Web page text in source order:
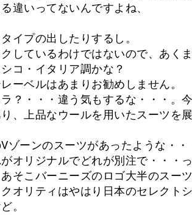
違いってないんですよね、
イプの出したりするし。
しているわけではないので、あく
コ・イタリア調かな？
ーベルはあまりお勧めしません。
？・・・違う気もするな・・・。
、上品なウールを用いたスーツを
ゾーンのスーツがあったような・・
オリジナルでどれが別注で・・・
そこバーニーズのロゴ大半のスー
オリティはやはり日本のセレクト
。